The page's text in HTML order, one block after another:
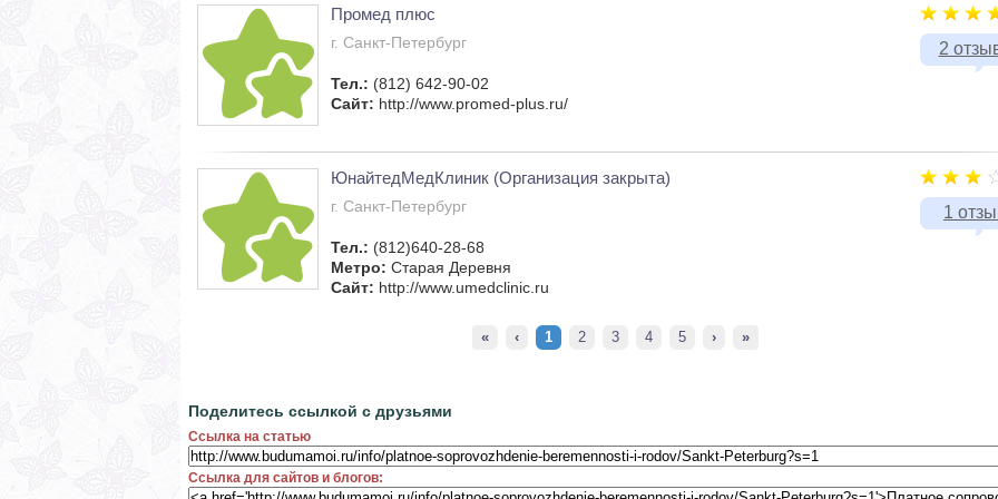
2
Промед плюс
г. Санкт-Петербург
Тел.: (812) 642-90-02
Сайт: http://www.promed-plus.ru/
1
ЮнайтедМедКлиник (Организация закрыта)
г. Санкт-Петербург
Тел.: (812)640-28-68
Метро: Старая Деревня
Сайт: http://www.umedclinic.ru
« ‹ 1 2 3 4 5 › »
Поделитесь ссылкой с друзьями
Ссылка на статью
Ссылка для сайтов и блогов: